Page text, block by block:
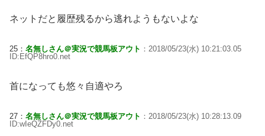
ネットだと履歴残るから逃れようもないよな
25： 名無しさん＠実況で競馬板アウト ：2018/05/23(水) 10:21:03.05
ID:EfQP8hro0.net
首になっても悠々自適やろ
27： 名無しさん＠実況で競馬板アウト ：2018/05/23(水) 10:28:13.09
ID:wIeQZFDy0.net